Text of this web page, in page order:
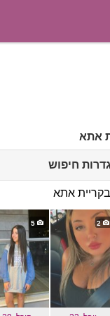
אתא
חיפוש
to
contents
בקריית אתא
2
5